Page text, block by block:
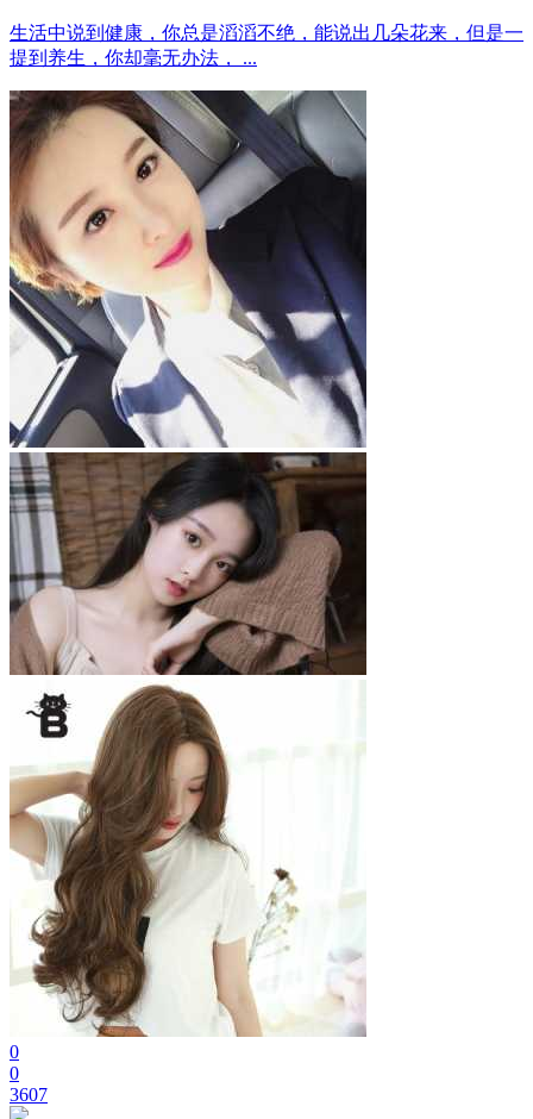
生活中说到健康，你总是滔滔不绝，能说出几朵花来，但是一
提到养生，你却毫无办法， ...
0
0
3607